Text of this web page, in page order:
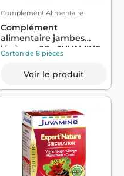
Complémént Alimentaire
Complément
alimentaire jambes
légères x30 - JUVAMINE
Carton de 8 pièces
Voir le produit